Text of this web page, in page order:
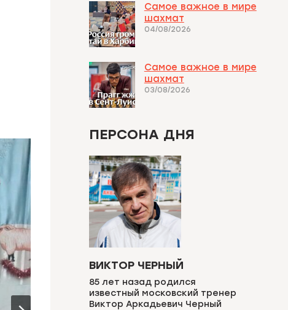
Самое важное в мире
шахмат
04/08/2026
Самое важное в мире
шахмат
03/08/2026
ПЕРСОНА ДНЯ
ВИКТОР ЧЕРНЫЙ
85 лет назад родился
известный московский тренер
Виктор Аркадьевич Черный